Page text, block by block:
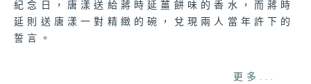
紀念日，唐漾送給蔣時延薑餅味的香水，而蔣時
延則送唐漾一對精緻的碗，兌現兩人當年許下的
誓言。
更多...